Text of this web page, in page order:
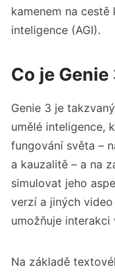
krok k
Model má
omezeném
tvůrce a
kamenem na
inteligence (AGI).
Co je
Genie 3 je takzvaný
umělé inteligence,
fungování světa –
a kauzalitě – a na
simulovat jeho
verzí a jiných
umožňuje interakci
Na základě